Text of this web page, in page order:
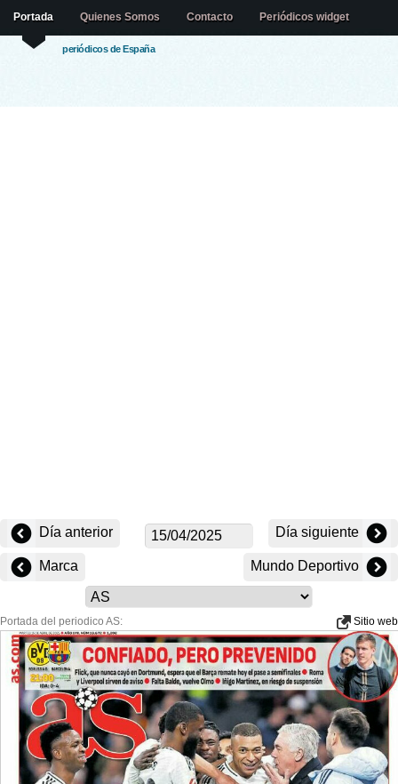
periódicos de España
Portada Quienes Somos Contacto Periódicos widget
Día anterior Día siguiente
Marca Mundo Deportivo
Portada del periodico AS: Sitio web